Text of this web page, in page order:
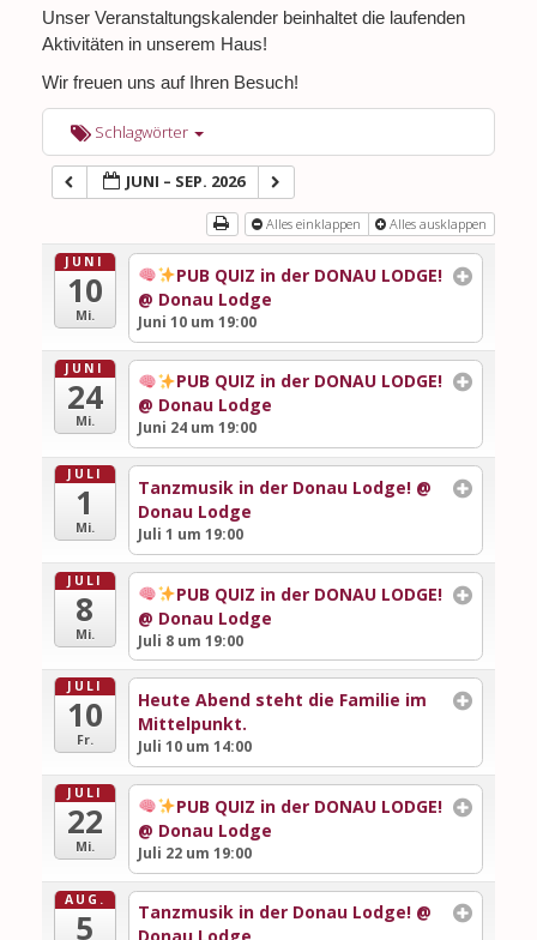
Unser Veranstaltungskalender beinhaltet die laufenden
Aktivitäten in unserem Haus!
Wir freuen uns auf Ihren Besuch!
Schlagwörter
JUNI – SEP. 2026
Alles einklappen Alles ausklappen
JUNI
10
Mi.
PUB QUIZ in der DONAU LODGE!
@ Donau Lodge
Juni 10 um 19:00
JUNI
24
Mi.
PUB QUIZ in der DONAU LODGE!
@ Donau Lodge
Juni 24 um 19:00
JULI
1
Mi.
Tanzmusik in der Donau Lodge! @
Donau Lodge
Juli 1 um 19:00
JULI
8
Mi.
PUB QUIZ in der DONAU LODGE!
@ Donau Lodge
Juli 8 um 19:00
JULI
10
Fr.
Heute Abend steht die Familie im
Mittelpunkt.
Juli 10 um 14:00
JULI
22
Mi.
PUB QUIZ in der DONAU LODGE!
@ Donau Lodge
Juli 22 um 19:00
AUG.
5 Tanzmusik in der Donau Lodge! @